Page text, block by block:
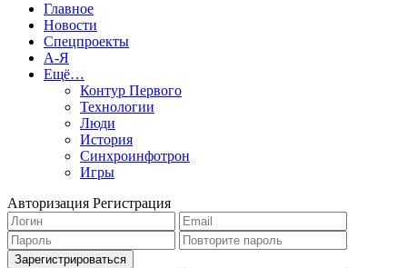
Главное
Новости
Спецпроекты
А-Я
Ещё…
Контур Первого
Технологии
Люди
История
Синхроинфотрон
Игры
Авторизация Регистрация